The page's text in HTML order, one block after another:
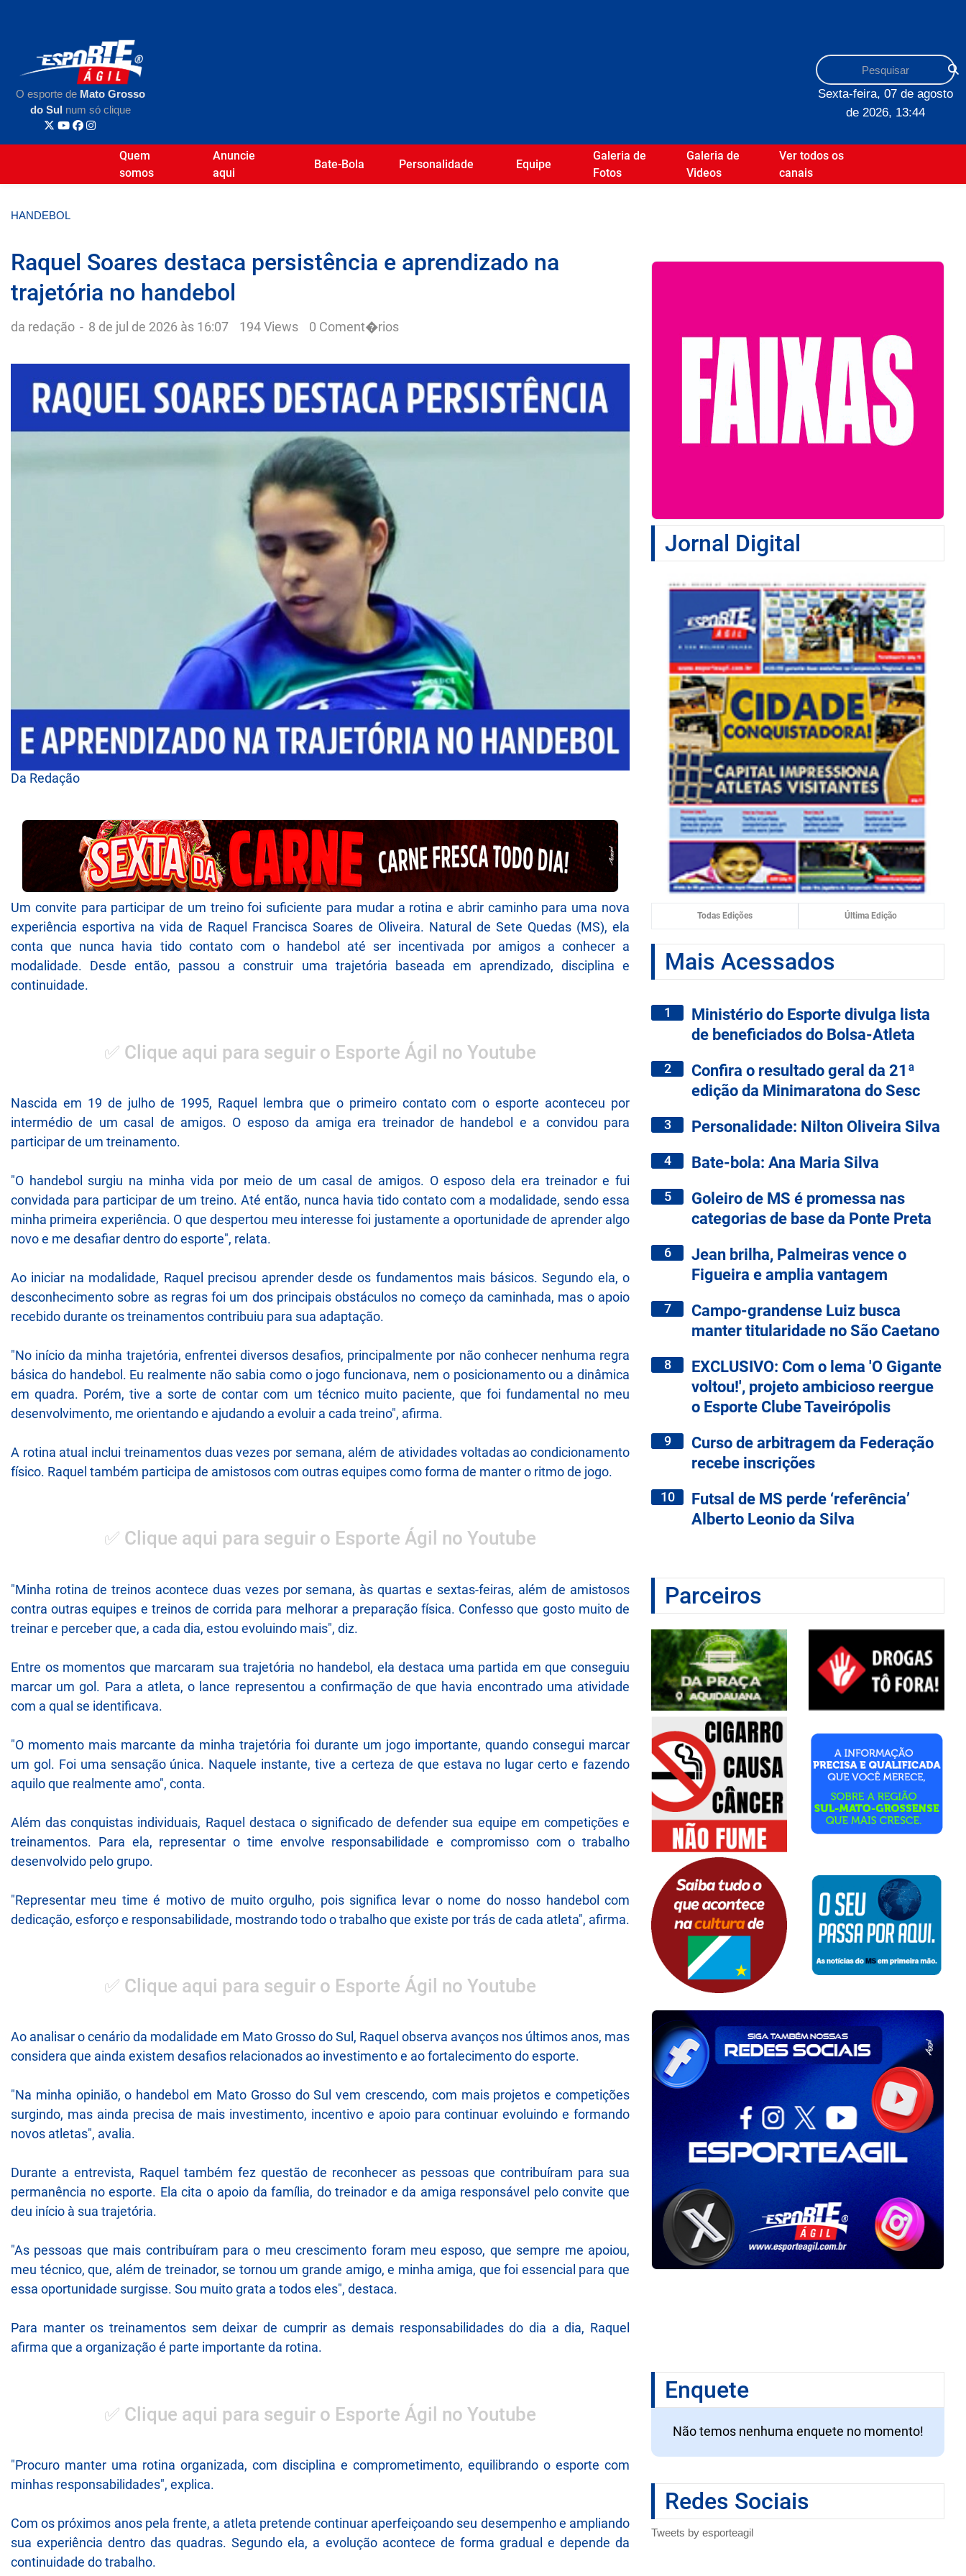
O esporte de Mato Grosso
do Sul num só clique
Sexta-feira, 07 de agosto
de 2026, 13:44
Quem
somos
Anuncie
aqui
Bate-Bola Personalidade Equipe
Galeria de
Fotos
Galeria de
Videos
Ver todos os
canais
HANDEBOL
Raquel Soares destaca persistência e aprendizado na
trajetória no handebol
da redação - 8 de jul de 2026 às 16:07 194 Views 0 Coment�rios
Da Redação
Um convite para participar de um treino foi suficiente para mudar a rotina e abrir caminho para uma nova
experiência esportiva na vida de Raquel Francisca Soares de Oliveira. Natural de Sete Quedas (MS), ela
conta que nunca havia tido contato com o handebol até ser incentivada por amigos a conhecer a
modalidade. Desde então, passou a construir uma trajetória baseada em aprendizado, disciplina e
continuidade.
✅ Clique aqui para seguir o Esporte Ágil no Youtube
Nascida em 19 de julho de 1995, Raquel lembra que o primeiro contato com o esporte aconteceu por
intermédio de um casal de amigos. O esposo da amiga era treinador de handebol e a convidou para
participar de um treinamento.
"O handebol surgiu na minha vida por meio de um casal de amigos. O esposo dela era treinador e fui
convidada para participar de um treino. Até então, nunca havia tido contato com a modalidade, sendo essa
minha primeira experiência. O que despertou meu interesse foi justamente a oportunidade de aprender algo
novo e me desafiar dentro do esporte", relata.
Ao iniciar na modalidade, Raquel precisou aprender desde os fundamentos mais básicos. Segundo ela, o
desconhecimento sobre as regras foi um dos principais obstáculos no começo da caminhada, mas o apoio
recebido durante os treinamentos contribuiu para sua adaptação.
"No início da minha trajetória, enfrentei diversos desafios, principalmente por não conhecer nenhuma regra
básica do handebol. Eu realmente não sabia como o jogo funcionava, nem o posicionamento ou a dinâmica
em quadra. Porém, tive a sorte de contar com um técnico muito paciente, que foi fundamental no meu
desenvolvimento, me orientando e ajudando a evoluir a cada treino", afirma.
A rotina atual inclui treinamentos duas vezes por semana, além de atividades voltadas ao condicionamento
físico. Raquel também participa de amistosos com outras equipes como forma de manter o ritmo de jogo.
✅ Clique aqui para seguir o Esporte Ágil no Youtube
"Minha rotina de treinos acontece duas vezes por semana, às quartas e sextas-feiras, além de amistosos
contra outras equipes e treinos de corrida para melhorar a preparação física. Confesso que gosto muito de
treinar e perceber que, a cada dia, estou evoluindo mais", diz.
Entre os momentos que marcaram sua trajetória no handebol, ela destaca uma partida em que conseguiu
marcar um gol. Para a atleta, o lance representou a confirmação de que havia encontrado uma atividade
com a qual se identificava.
"O momento mais marcante da minha trajetória foi durante um jogo importante, quando consegui marcar
um gol. Foi uma sensação única. Naquele instante, tive a certeza de que estava no lugar certo e fazendo
aquilo que realmente amo", conta.
Além das conquistas individuais, Raquel destaca o significado de defender sua equipe em competições e
treinamentos. Para ela, representar o time envolve responsabilidade e compromisso com o trabalho
desenvolvido pelo grupo.
"Representar meu time é motivo de muito orgulho, pois significa levar o nome do nosso handebol com
dedicação, esforço e responsabilidade, mostrando todo o trabalho que existe por trás de cada atleta", afirma.
✅ Clique aqui para seguir o Esporte Ágil no Youtube
Ao analisar o cenário da modalidade em Mato Grosso do Sul, Raquel observa avanços nos últimos anos, mas
considera que ainda existem desafios relacionados ao investimento e ao fortalecimento do esporte.
"Na minha opinião, o handebol em Mato Grosso do Sul vem crescendo, com mais projetos e competições
surgindo, mas ainda precisa de mais investimento, incentivo e apoio para continuar evoluindo e formando
novos atletas", avalia.
Durante a entrevista, Raquel também fez questão de reconhecer as pessoas que contribuíram para sua
permanência no esporte. Ela cita o apoio da família, do treinador e da amiga responsável pelo convite que
deu início à sua trajetória.
"As pessoas que mais contribuíram para o meu crescimento foram meu esposo, que sempre me apoiou,
meu técnico, que, além de treinador, se tornou um grande amigo, e minha amiga, que foi essencial para que
essa oportunidade surgisse. Sou muito grata a todos eles", destaca.
Para manter os treinamentos sem deixar de cumprir as demais responsabilidades do dia a dia, Raquel
afirma que a organização é parte importante da rotina.
✅ Clique aqui para seguir o Esporte Ágil no Youtube
"Procuro manter uma rotina organizada, com disciplina e comprometimento, equilibrando o esporte com
minhas responsabilidades", explica.
Com os próximos anos pela frente, a atleta pretende continuar aperfeiçoando seu desempenho e ampliando
sua experiência dentro das quadras. Segundo ela, a evolução acontece de forma gradual e depende da
continuidade do trabalho.
Jornal Digital
Todas Edições Última Edição
Mais Acessados
1
Ministério do Esporte divulga lista
de beneficiados do Bolsa-Atleta
2
Confira o resultado geral da 21ª
edição da Minimaratona do Sesc
3 Personalidade: Nilton Oliveira Silva
4 Bate-bola: Ana Maria Silva
5
Goleiro de MS é promessa nas
categorias de base da Ponte Preta
6
Jean brilha, Palmeiras vence o
Figueira e amplia vantagem
7
Campo-grandense Luiz busca
manter titularidade no São Caetano
8
EXCLUSIVO: Com o lema 'O Gigante
voltou!', projeto ambicioso reergue
o Esporte Clube Taveirópolis
9
Curso de arbitragem da Federação
recebe inscrições
10
Futsal de MS perde ‘referência’
Alberto Leonio da Silva
Parceiros
Enquete
Não temos nenhuma enquete no momento!
Redes Sociais
Tweets by esporteagil